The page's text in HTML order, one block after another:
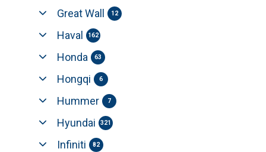
Great Wall 12
Haval 162
Honda 63
Hongqi 6
Hummer 7
Hyundai 321
Infiniti 82